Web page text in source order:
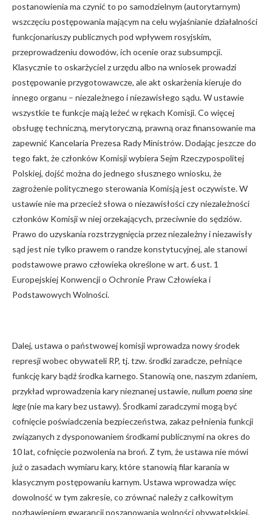
postanowienia ma czynić to po samodzielnym (autorytarnym)
wszczęciu postępowania mającym na celu wyjaśnianie działalności
funkcjonariuszy publicznych pod wpływem rosyjskim,
przeprowadzeniu dowodów, ich ocenie oraz subsumpcji.
Klasycznie to oskarżyciel z urzędu albo na wniosek prowadzi
postępowanie przygotowawcze, ale akt oskarżenia kieruje do
innego organu – niezależnego i niezawisłego sądu. W ustawie
wszystkie te funkcje mają leżeć w rękach Komisji. Co więcej
obsługę techniczną, merytoryczną, prawną oraz finansowanie ma
zapewnić Kancelaria Prezesa Rady Ministrów. Dodając jeszcze do
tego fakt, że członków Komisji wybiera Sejm Rzeczypospolitej
Polskiej, dojść można do jednego słusznego wniosku, że
zagrożenie politycznego sterowania Komisją jest oczywiste. W
ustawie nie ma przecież słowa o niezawisłości czy niezależności
członków Komisji w niej orzekających, przeciwnie do sędziów.
Prawo do uzyskania rozstrzygnięcia przez niezależny i niezawisły
sąd jest nie tylko prawem o randze konstytucyjnej, ale stanowi
podstawowe prawo człowieka określone w art. 6 ust. 1
Europejskiej Konwencji o Ochronie Praw Człowieka i
Podstawowych Wolności.
Dalej, ustawa o państwowej komisji wprowadza nowy środek
represji wobec obywateli RP, tj. tzw. środki zaradcze, pełniące
funkcję kary bądź środka karnego. Stanowią one, naszym zdaniem,
przykład wprowadzenia kary nieznanej ustawie, nullum poena sine
lege(nie ma kary bez ustawy). Środkami zaradczymi mogą być
cofnięcie poświadczenia bezpieczeństwa, zakaz pełnienia funkcji
związanych z dysponowaniem środkami publicznymi na okres do
10 lat, cofnięcie pozwolenia na broń. Z tym, że ustawa nie mówi
już o zasadach wymiaru kary, które stanowią filar karania w
klasycznym postępowaniu karnym. Ustawa wprowadza więc
dowolność w tym zakresie, co zrównać należy z całkowitym
pozbawieniem gwarancji poszanowania wolności obywatelskiej.